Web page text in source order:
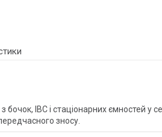
бочок, IBC і стаціонарних ємностей у
зносу.